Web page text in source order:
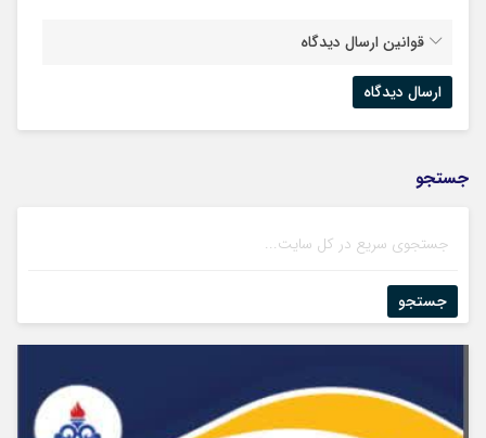
قوانین ارسال دیدگاه
جستجو
جستجو